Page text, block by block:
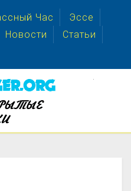
Час
Эссе
Новости
Статьи
.